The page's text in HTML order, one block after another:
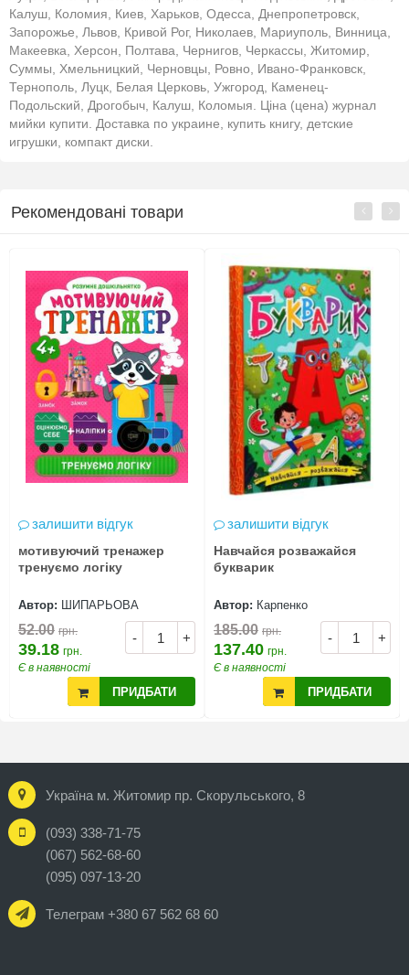
Калуш, Коломия, Киев, Харьков, Одесса, Днепропетровск,
Запорожье, Львов, Кривой Рог, Николаев, Мариуполь, Винница,
Макеевка, Херсон, Полтава, Чернигов, Черкассы, Житомир,
Суммы, Хмельницкий, Черновцы, Ровно, Ивано-Франковск,
Тернополь, Луцк, Белая Церковь, Ужгород, Каменец-
Подольский, Дрогобыч, Калуш, Коломыя. Ціна (цена) журнал
мийки купити. Доставка по украине, купить книгу, детские
игрушки, компакт диски.
Рекомендовані товари
залишити відгук
мотивуючий тренажер
тренуємо логіку
Автор: ШИПАРЬОВА
- +
52.00 грн.
39.18 грн.
Є в наявності
ПРИДБАТИ
залишити відгук
Навчайся розважайся
букварик
Автор: Карпенко
- +
185.00 грн.
137.40 грн.
Є в наявності
ПРИДБАТИ
Україна м. Житомир пр. Скорульського, 8
(093) 338-71-75
(067) 562-68-60
(095) 097-13-20
Телеграм +380 67 562 68 60